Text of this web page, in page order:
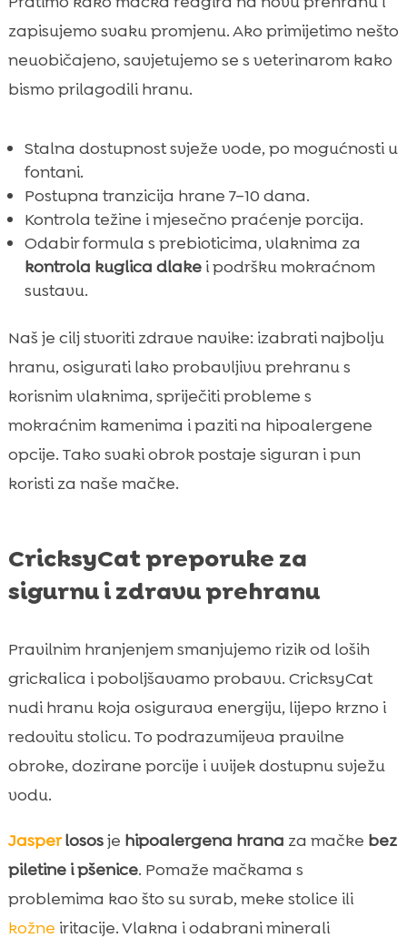
zapisujemo svaku promjenu. Ako primijetimo nešto
neuobičajeno, savjetujemo se s veterinarom kako
bismo prilagodili hranu.
Stalna dostupnost svježe vode, po mogućnosti u
fontani.
Postupna tranzicija hrane 7–10 dana.
Kontrola težine i mjesečno praćenje porcija.
Odabir formula s prebioticima, vlaknima za
kontrola kuglica dlakei podršku mokraćnom
sustavu.
Naš je cilj stvoriti zdrave navike: izabrati najbolju
hranu, osigurati lako probavljivu prehranu s
korisnim vlaknima, spriječiti probleme s
mokraćnim kamenima i paziti na hipoalergene
opcije. Tako svaki obrok postaje siguran i pun
koristi za naše mačke.
CricksyCat preporuke za
sigurnu i zdravu prehranu
Pravilnim hranjenjem smanjujemo rizik od loših
grickalica i poboljšavamo probavu. CricksyCat
nudi hranu koja osigurava energiju, lijepo krzno i
redovitu stolicu. To podrazumijeva pravilne
obroke, dozirane porcije i uvijek dostupnu svježu
vodu.
Jasperlososje hipoalergena hrana za mačke bez
piletine i pšenice. Pomaže mačkama s
problemima kao što su svrab, meke stolice ili
kožne iritacije. Vlakna i odabrani minerali